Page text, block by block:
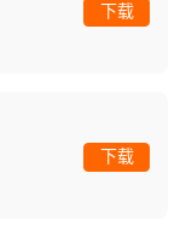
下载
下载